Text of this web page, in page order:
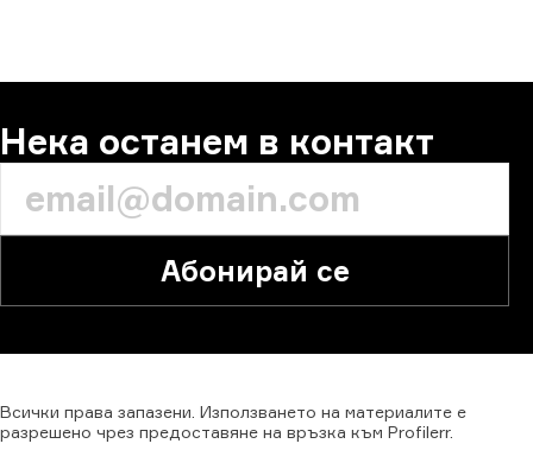
Нека останем в контакт
Абонирай се
Всички права запазени. Използването на материалите е
разрешено чрез предоставяне на връзка към Profilerr.